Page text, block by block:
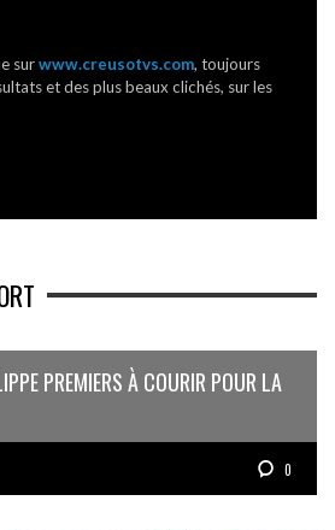
surwww.creusotvs.com, toujours
et des plus beaux clichés, sur les
PREMIERS À COURIR POUR LA
0